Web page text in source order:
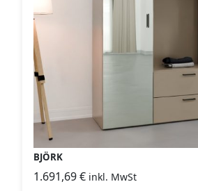
BJÖRK
1.691,69€ inkl. MwSt